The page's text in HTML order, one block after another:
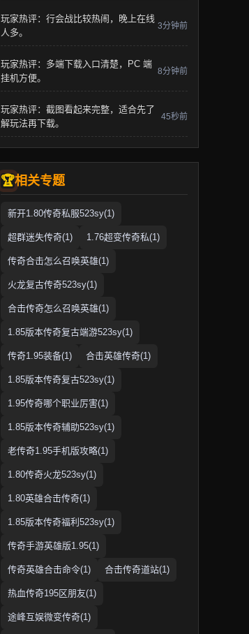
玩家热评：行会战比较热闹，晚上在线
人多。
3分钟前
玩家热评：多端下载入口清楚，PC 端
挂机方便。
8分钟前
玩家热评：截图看起来完整，适合先了
解玩法再下载。
45秒前
相关专题
新开1.80传奇私服523sy(1)
超群迷失传奇(1) 1.76超变传奇私(1)
传奇合击怎么召唤英雄(1)
火龙复古传奇523sy(1)
合击传奇怎么召唤英雄(1)
1.85版本传奇复古端游523sy(1)
传奇1.95装备(1) 合击英雄传奇(1)
1.85版本传奇复古523sy(1)
1.95传奇哪个职业厉害(1)
1.85版本传奇辅助523sy(1)
老传奇1.95手机版攻略(1)
1.80传奇火龙523sy(1)
1.80英雄合击传奇(1)
1.85版本传奇福利523sy(1)
传奇手游英雄版1.95(1)
传奇英雄合击命令(1) 合击传奇道站(1)
热血传奇195区朋友(1)
途峰互娱微变传奇(1)